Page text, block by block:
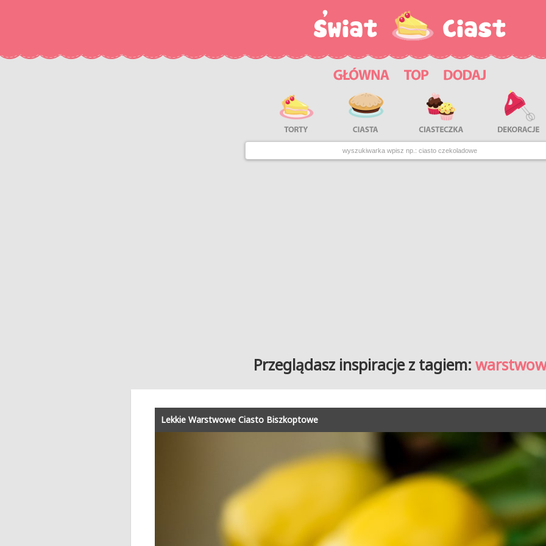
Przeglądasz inspiracje z tagiem:
Lekkie Warstwowe Ciasto Biszkoptowe